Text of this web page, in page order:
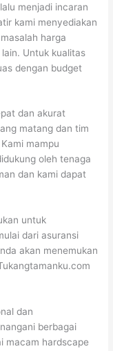
menjadi incaran
kami menyediakan
harga
Untuk kualitas
dengan budget
dan akurat
matang dan tim
mampu
oleh tenaga
dan kami dapat
untuk
dari asuransi
akan menemukan
dan
berbagai
macam hardscape